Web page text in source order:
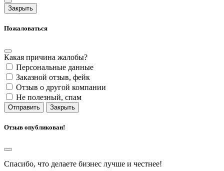
Закрыть
Пожаловаться
Какая причина жалобы?
Персональные данные
Заказной отзыв, фейк
Отзыв о другой компании
Не полезный, спам
Отправить Закрыть
Отзыв опубликован!
Спасибо, что делаете бизнес лучше и честнее!